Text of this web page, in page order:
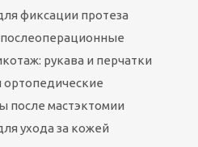
фиксации протеза
рукава и перчатки
ортопедические
после мастэктомии
ухода за кожей